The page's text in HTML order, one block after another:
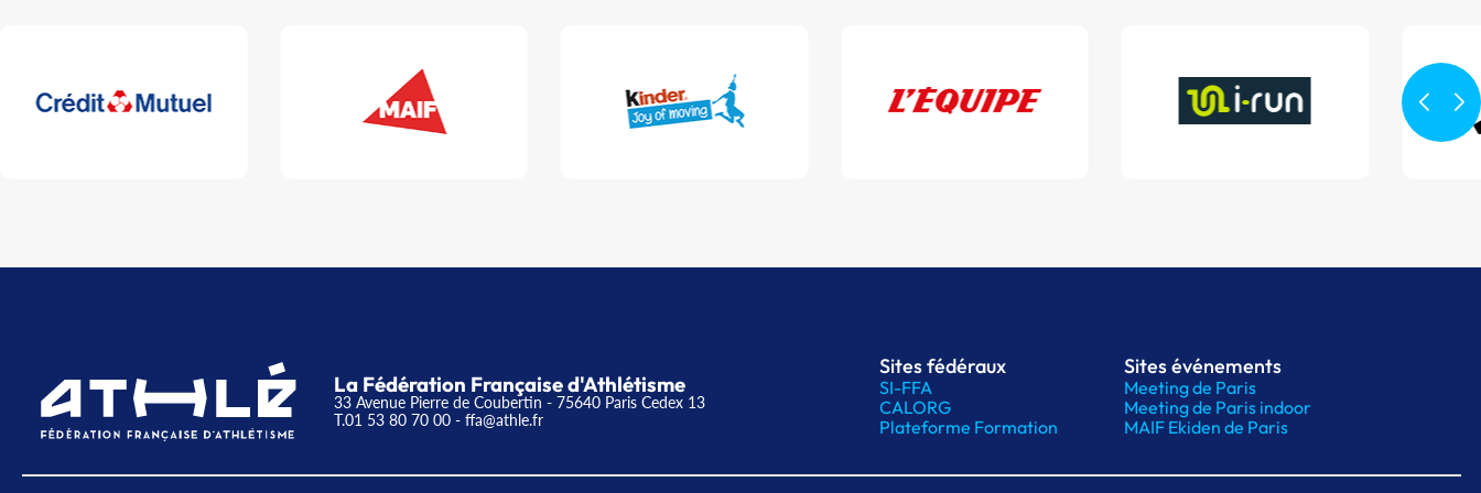
La Fédération Française d'Athlétisme
33 Avenue Pierre de Coubertin - 75640 Paris Cedex 13
T.01 53 80 70 00 - ffa@athle.fr
Sites fédéraux
SI-FFA
CALORG
Plateforme Formation
Sites événements
Meeting de Paris
Meeting de Paris indoor
MAIF Ekiden de Paris